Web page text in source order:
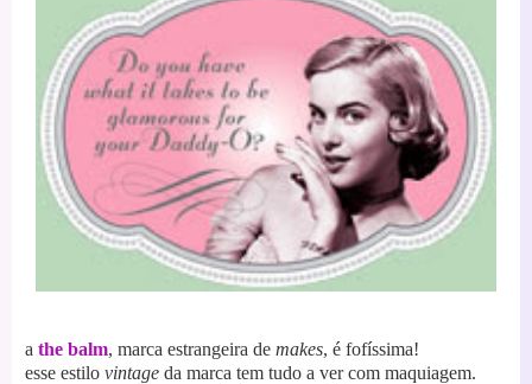
a the balm, marca estrangeira de makes, é fofíssima!
esse estilo vintage da marca tem tudo a ver com maquiagem.